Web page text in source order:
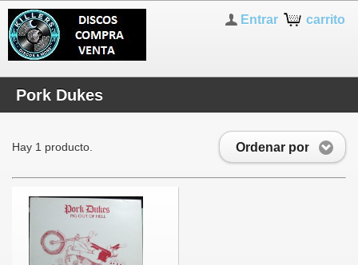
carrito
Entrar
Pork Dukes
Ordenar por
Hay 1 producto.